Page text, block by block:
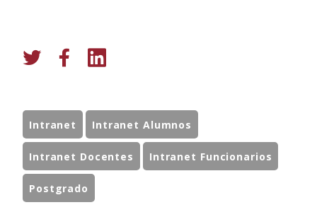
Intranet Intranet Alumnos
Intranet Docentes Intranet Funcionarios
Postgrado